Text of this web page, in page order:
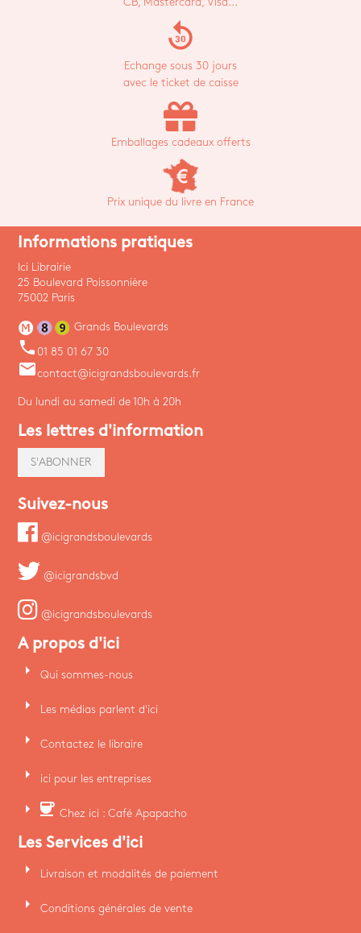
replay_30
Echange sous 30 jours
avec le ticket de caisse
Emballages cadeaux offerts
Prix unique du livre en France
Informations pratiques
Ici Librairie
25 Boulevard Poissonnière
75002 Paris
Grands Boulevards
phone 01 85 01 67 30
emailcontact@icigrandsboulevards.fr
Du lundi au samedi de 10h à 20h
Les lettres d'information
S'ABONNER
Suivez-nous
@icigrandsboulevards
@icigrandsbvd
@icigrandsboulevards
A propos d'ici
arrow_right Qui sommes-nous
arrow_right Les médias parlent d'ici
arrow_right Contactez le libraire
arrow_right ici pour les entreprises
arrow_right coffee Chez ici : Café Apapacho
Les Services d'ici
arrow_right Livraison et modalités de paiement
arrow_right Conditions générales de vente